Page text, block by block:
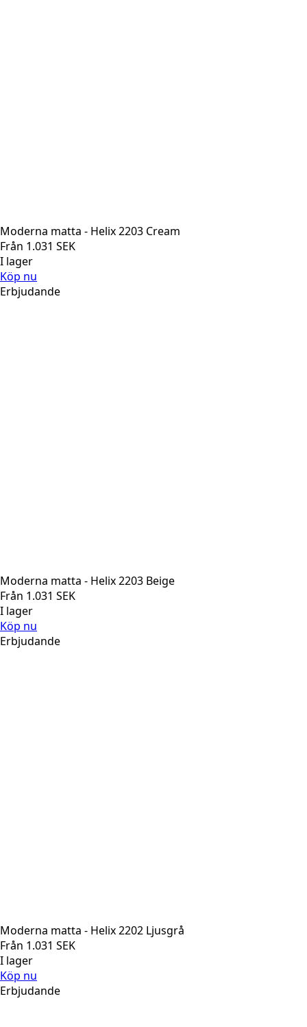
Moderna matta - Helix 2203 Cream
Från 1.031 SEK
I lager
Köp nu
Erbjudande
Moderna matta - Helix 2203 Beige
Från 1.031 SEK
I lager
Köp nu
Erbjudande
Moderna matta - Helix 2202 Ljusgrå
Från 1.031 SEK
I lager
Köp nu
Erbjudande